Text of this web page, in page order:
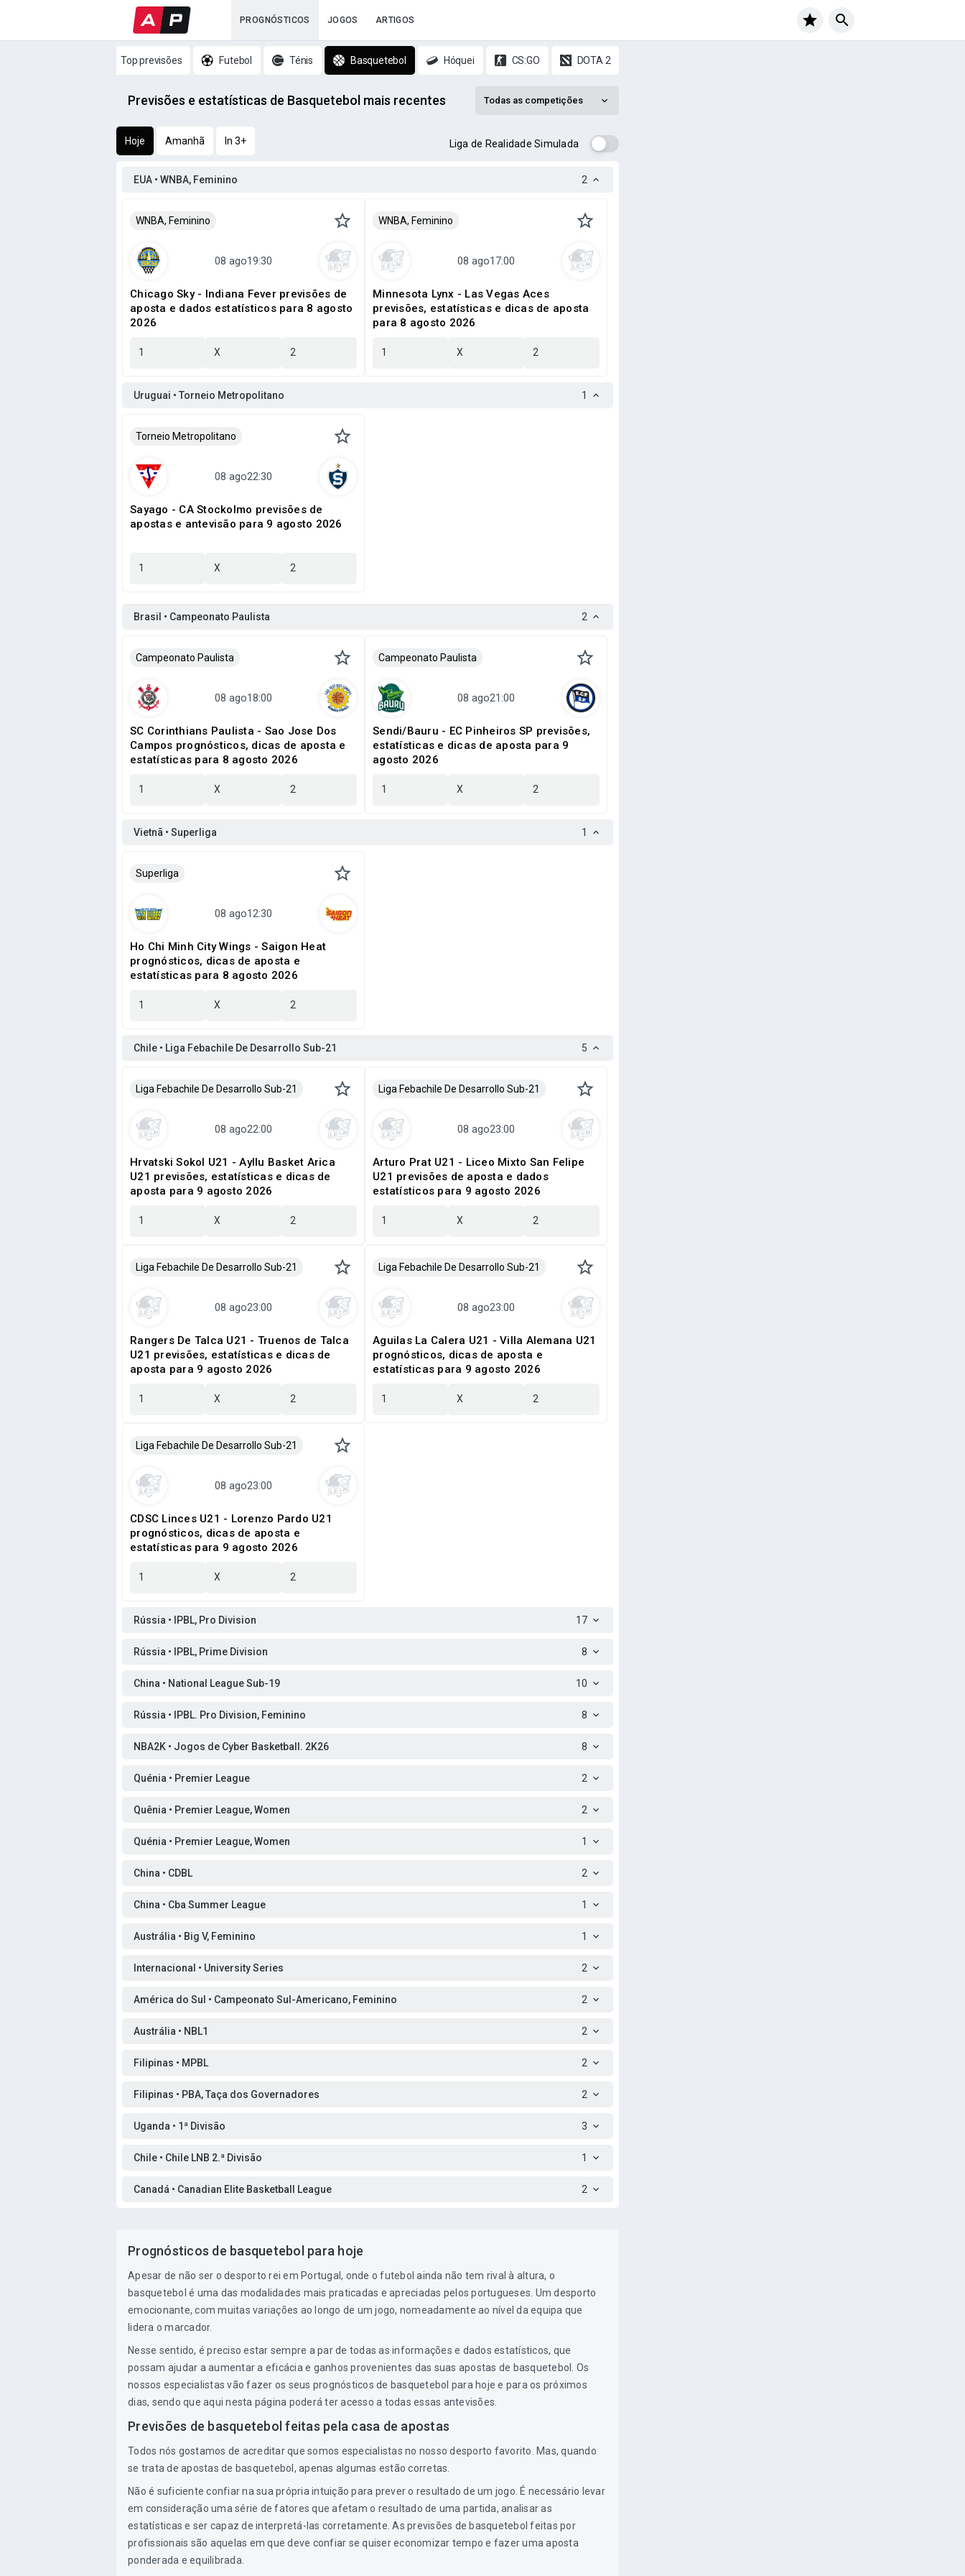
PROGNÓSTICOS JOGOS ARTIGOS
Top previsões Futebol Ténis Basquetebol Hóquei CS:GO DOTA 2
Previsões e estatísticas de Basquetebol mais recentes Todas as competições
Hoje Amanhã In 3+ Liga de Realidade Simulada
EUA • WNBA, Feminino 2
WNBA, Feminino
Chicago Sky - Indiana Fever previsões de
aposta e dados estatísticos para 8 agosto
2026
1 X 2
WNBA, Feminino
Minnesota Lynx - Las Vegas Aces
previsões, estatísticas e dicas de aposta
para 8 agosto 2026
1 X 2
Uruguai • Torneio Metropolitano 1
Torneio Metropolitano
Sayago - CA Stockolmo previsões de
apostas e antevisão para 9 agosto 2026
1 X 2
Brasil • Campeonato Paulista 2
Campeonato Paulista
SC Corinthians Paulista - Sao Jose Dos
Campos prognósticos, dicas de aposta e
estatísticas para 8 agosto 2026
1 X 2
Campeonato Paulista
Sendi/Bauru - EC Pinheiros SP previsões,
estatísticas e dicas de aposta para 9
agosto 2026
1 X 2
Vietnã • Superliga 1
Superliga
Ho Chi Minh City Wings - Saigon Heat
prognósticos, dicas de aposta e
estatísticas para 8 agosto 2026
1 X 2
Chile • Liga Febachile De Desarrollo Sub-21 5
Liga Febachile De Desarrollo Sub-21
Hrvatski Sokol U21 - Ayllu Basket Arica
U21 previsões, estatísticas e dicas de
aposta para 9 agosto 2026
1 X 2
Liga Febachile De Desarrollo Sub-21
Arturo Prat U21 - Liceo Mixto San Felipe
U21 previsões de aposta e dados
estatísticos para 9 agosto 2026
1 X 2
Liga Febachile De Desarrollo Sub-21
Rangers De Talca U21 - Truenos de Talca
U21 previsões, estatísticas e dicas de
aposta para 9 agosto 2026
1 X 2
Liga Febachile De Desarrollo Sub-21
Aguilas La Calera U21 - Villa Alemana U21
prognósticos, dicas de aposta e
estatísticas para 9 agosto 2026
1 X 2
Liga Febachile De Desarrollo Sub-21
CDSC Linces U21 - Lorenzo Pardo U21
prognósticos, dicas de aposta e
estatísticas para 9 agosto 2026
1 X 2
Rússia • IPBL, Pro Division 17
Rússia • IPBL, Prime Division 8
China • National League Sub-19 10
Rússia • IPBL. Pro Division, Feminino 8
NBA2K • Jogos de Cyber Basketball. 2K26 8
Quénia • Premier League 2
Quênia • Premier League, Women 2
Quénia • Premier League, Women 1
China • CDBL 2
China • Cba Summer League 1
Austrália • Big V, Feminino 1
Internacional • University Series 2
América do Sul • Campeonato Sul-Americano, Feminino 2
Austrália • NBL1 2
Filipinas • MPBL 2
Filipinas • PBA, Taça dos Governadores 2
Uganda • 1ª Divisão 3
Chile • Chile LNB 2.ª Divisão 1
Canadá • Canadian Elite Basketball League 2
Prognósticos de basquetebol para hoje
Apesar de não ser o desporto rei em Portugal, onde o futebol ainda não tem rival à altura, o
basquetebol é uma das modalidades mais praticadas e apreciadas pelos portugueses. Um desporto
emocionante, com muitas variações ao longo de um jogo, nomeadamente ao nível da equipa que
lidera o marcador.
Nesse sentido, é preciso estar sempre a par de todas as informações e dados estatísticos, que
possam ajudar a aumentar a eficácia e ganhos provenientes das suas apostas de basquetebol. Os
nossos especialistas vão fazer os seus prognósticos de basquetebol para hoje e para os próximos
dias, sendo que aqui nesta página poderá ter acesso a todas essas antevisões.
Previsões de basquetebol feitas pela casa de apostas
Todos nós gostamos de acreditar que somos especialistas no nosso desporto favorito. Mas, quando
se trata de apostas de basquetebol, apenas algumas estão corretas.
Não é suficiente confiar na sua própria intuição para prever o resultado de um jogo. É necessário levar
em consideração uma série de fatores que afetam o resultado de uma partida, analisar as
estatísticas e ser capaz de interpretá-las corretamente. As previsões de basquetebol feitas por
profissionais são aquelas em que deve confiar se quiser economizar tempo e fazer uma aposta
ponderada e equilibrada.